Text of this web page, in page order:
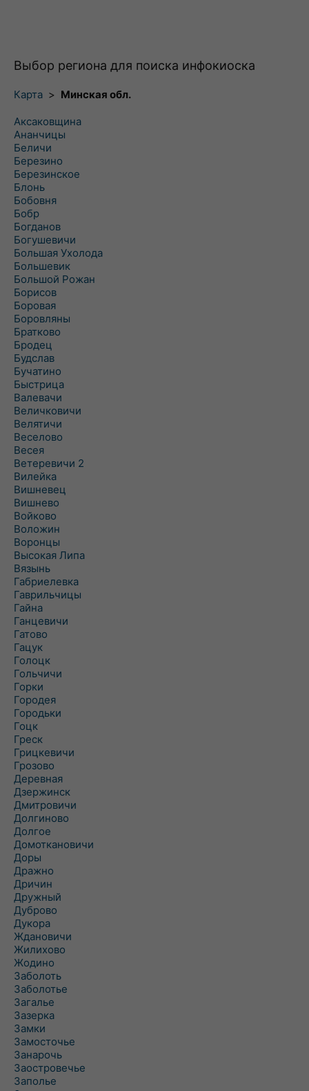
Выбор региона для поиска инфокиоска
Карта > Минская обл.
Аксаковщина
Ананчицы
Беличи
Березино
Березинское
Блонь
Бобовня
Бобр
Богданов
Богушевичи
Большая Ухолода
Большевик
Большой Рожан
Борисов
Боровая
Боровляны
Братково
Бродец
Будслав
Бучатино
Быстрица
Валевачи
Величковичи
Велятичи
Веселово
Весея
Ветеревичи 2
Вилейка
Вишневец
Вишнево
Войково
Воложин
Воронцы
Высокая Липа
Вязынь
Габриелевка
Гаврильчицы
Гайна
Ганцевичи
Гатово
Гацук
Голоцк
Гольчичи
Горки
Городея
Городьки
Гоцк
Греск
Грицкевичи
Грозово
Деревная
Дзержинск
Дмитровичи
Долгиново
Долгое
Домоткановичи
Доры
Дражно
Дричин
Дружный
Дуброво
Дукора
Ждановичи
Жилихово
Жодино
Заболоть
Заболотье
Загалье
Зазерка
Замки
Замосточье
Занарочь
Заостровечье
Заполье